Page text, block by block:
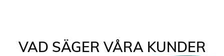
VAD SÄGER VÅRA KUNDER